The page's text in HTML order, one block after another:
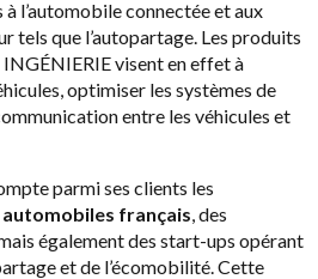
l’automobile connectée et aux
tels que l’autopartage. Les produits
visent en effet à
optimiser les systèmes de
entre les véhicules et
parmi ses clients les
français , des
également des start-ups opérant
et de l’écomobilité. Cette